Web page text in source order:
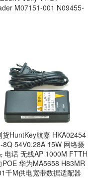
M07151-001 N09455-
货HuntKey航嘉 HKA02454
8Q 54V0.28A 15W 网络摄
电话 无线AP 1000M FTTH
POE 华为MA5658 H83MR
千M供电宽带数据适配器